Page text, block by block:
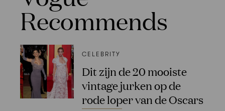
Recommends
CELEBRITY
Dit zijn de 20 mooiste
vintage jurken op de
rode loper van de Oscars